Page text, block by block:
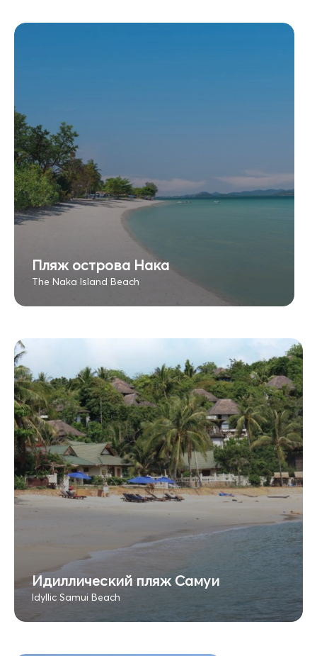
Пляж острова Нака
The Naka Island Beach
Идиллический пляж Самуи
Idyllic Samui Beach